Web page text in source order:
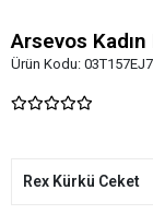
Arsevos
Ürün Kodu:
Rex Kürkü Ceket